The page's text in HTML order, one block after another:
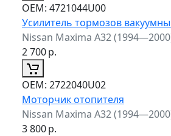
ОЕМ: 4721044U00
Усилитель тормозов
Nissan Maxima A32
2 700р.
ОЕМ: 2722040U02
Моторчик отопителя
Nissan Maxima A32
3 800р.